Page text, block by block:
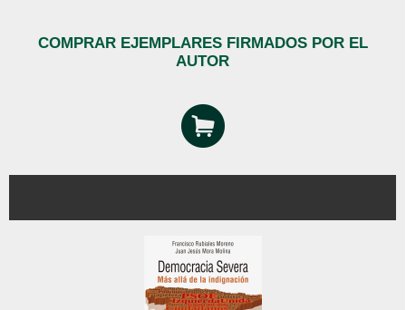
COMPRAR EJEMPLARES FIRMADOS POR EL
AUTOR